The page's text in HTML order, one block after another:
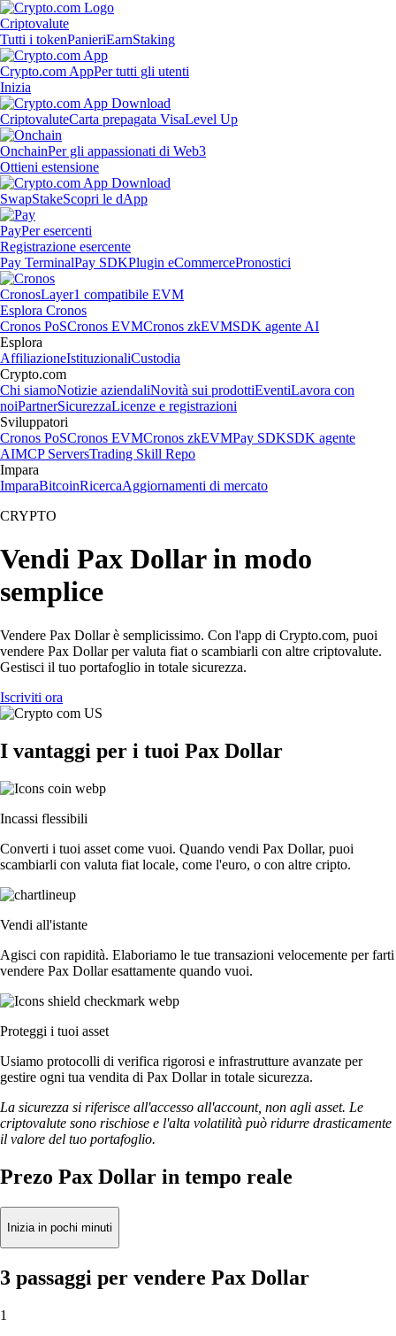
Criptovalute
Tutti i tokenPanieriEarnStaking
Crypto.com AppPer tutti gli utenti
Inizia
CriptovaluteCarta prepagata VisaLevel Up
OnchainPer gli appassionati di Web3
Ottieni estensione
SwapStakeScopri le dApp
PayPer esercenti
Registrazione esercente
Pay TerminalPay SDKPlugin eCommercePronostici
CronosLayer1 compatibile EVM
Esplora Cronos
Cronos PoSCronos EVMCronos zkEVMSDK agente AI
Esplora
AffiliazioneIstituzionaliCustodia
Crypto.com
Chi siamoNotizie aziendaliNovità sui prodottiEventiLavora con
noiPartnerSicurezzaLicenze e registrazioni
Sviluppatori
Cronos PoSCronos EVMCronos zkEVMPay SDKSDK agente
AIMCP ServersTrading Skill Repo
Impara
ImparaBitcoinRicercaAggiornamenti di mercato
CRYPTO
Vendi Pax Dollar in modo
semplice
Vendere Pax Dollar è semplicissimo. Con l'app di Crypto.com, puoi
vendere Pax Dollar per valuta fiat o scambiarli con altre criptovalute.
Gestisci il tuo portafoglio in totale sicurezza.
Iscriviti ora
I vantaggi per i tuoi Pax Dollar
Incassi flessibili
Converti i tuoi asset come vuoi. Quando vendi Pax Dollar, puoi
scambiarli con valuta fiat locale, come l'euro, o con altre cripto.
Vendi all'istante
Agisci con rapidità. Elaboriamo le tue transazioni velocemente per farti
vendere Pax Dollar esattamente quando vuoi.
Proteggi i tuoi asset
Usiamo protocolli di verifica rigorosi e infrastrutture avanzate per
gestire ogni tua vendita di Pax Dollar in totale sicurezza.
La sicurezza si riferisce all'accesso all'account, non agli asset. Le
criptovalute sono rischiose e l'alta volatilità può ridurre drasticamente
il valore del tuo portafoglio.
Prezo Pax Dollar in tempo reale
Inizia in pochi minuti
3 passaggi per vendere Pax Dollar
1